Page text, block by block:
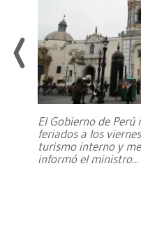
El Gobierno de
feriados a los
turismo interno y
informó el ministro...